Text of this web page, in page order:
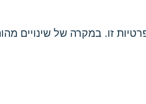
זו. במקרה של שינויים